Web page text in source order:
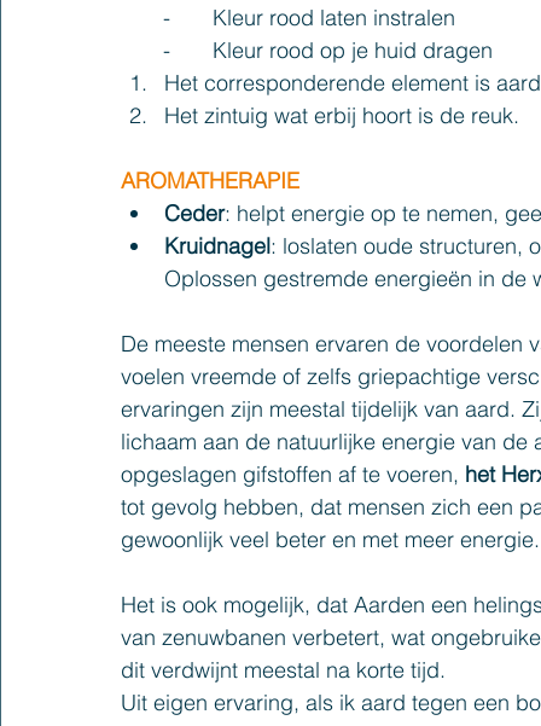
       -       Kleur rood laten instralen
       -       Kleur rood op je huid dragen
Het corresponderende element is
Het zintuig wat erbij hoort is de reuk.
AROMATHERAPIE
Ceder: helpt energie op te nemen,
Kruidnagel: loslaten oude structuren,
Oplossen gestremde energieën in de
De meeste mensen ervaren de
voelen vreemde of zelfs griepachtige
ervaringen zijn meestal tijdelijk van aard.
lichaam aan de natuurlijke energie van
opgeslagen gifstoffen af te voeren, het
tot gevolg hebben, dat mensen zich een
gewoonlijk veel beter en met meer energie.
Het is ook mogelijk, dat Aarden een
van zenuwbanen verbetert, wat
dit verdwijnt meestal na korte tijd.
Uit eigen ervaring, als ik aard tegen een